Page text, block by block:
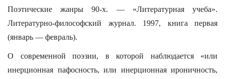
Поэтические жанры 90-х. — «Литературная учеба».
Литературно-философский журнал. 1997, книга первая
(январь — февраль).
О современной поэзии, в которой наблюдается «или
инерционная пафосность, или инерционная ироничность,